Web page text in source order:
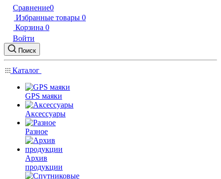
Сравнение0
Избранные товары 0
Корзина 0
Войти
Поиск
Каталог
GPS маяки
Аксессуары
Разное
Архив
продукции